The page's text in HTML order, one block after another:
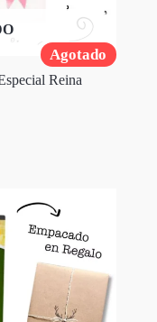
Agotado
Reina